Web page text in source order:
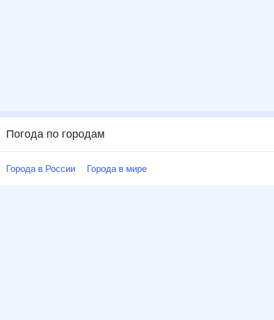
Погода по городам
Города в России Города в мире